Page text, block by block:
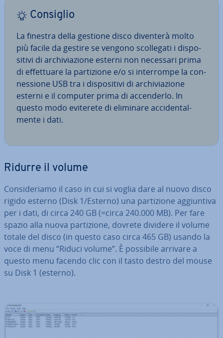
Consiglio
La finestra della gestione disco diventerà molto
più facile da gestire se vengono scol­le­ga­ti i di­spo­
si­ti­vi di ar­chi­via­zio­ne esterni non necessari prima
di ef­fet­tua­re la par­ti­zio­ne e/o si in­ter­rom­pe la con­
nes­sio­ne USB tra i di­spo­si­ti­vi di ar­chi­via­zio­ne
esterni e il computer prima di ac­cen­der­lo. In
questo modo eviterete di eliminare ac­ci­den­tal­
men­te i dati.
Ridurre il volume
Con­si­de­ria­mo il caso in cui si voglia dare al nuovo disco
rigido esterno (Disk 1/Esterno) una par­ti­zio­ne ag­giun­ti­va
per i dati, di circa 240 GB (=circa 240.000 MB). Per fare
spazio alla nuova par­ti­zio­ne, dovrete dividere il volume
totale del disco (in questo caso circa 465 GB) usando la
voce di menu “Riduci volume”. È possibile arrivare a
questo menu facendo clic con il tasto destro del mouse
su Disk 1 (esterno).